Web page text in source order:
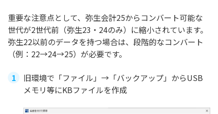
重要な注意点として、弥生会計25からコンバート可能な
世代が2世代前（弥生23・24のみ）に縮小されています。
弥生22以前のデータを持つ場合は、段階的なコンバート
（例：22→24→25）が必要です。
旧環境で「ファイル」→「バックアップ」からUSB
メモリ等にKBファイルを作成